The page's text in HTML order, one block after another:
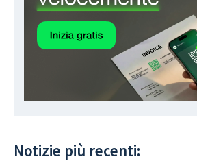
Notizie più recenti: